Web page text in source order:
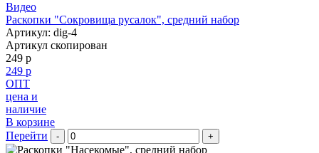
Видео
Раскопки "Сокровища русалок", средний набор
Артикул: dig-4
Артикул скопирован
249 р
249 р
ОПТ
цена и
наличие
В корзине
Перейти
- +